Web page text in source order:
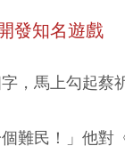
發知名遊戲
，馬上勾起蔡
個難民！」他對